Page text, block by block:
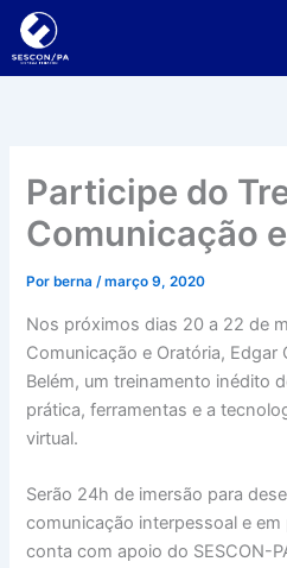
para
Participe do
Comunicação
Por berna/março 9, 2020
Nos próximos dias 20 a 22 de
Comunicação e Oratória, Edgar
Belém, um treinamento inédito
prática, ferramentas e a
virtual.
Serão 24h de imersão para
comunicação interpessoal e
conta com apoio do SESCON-